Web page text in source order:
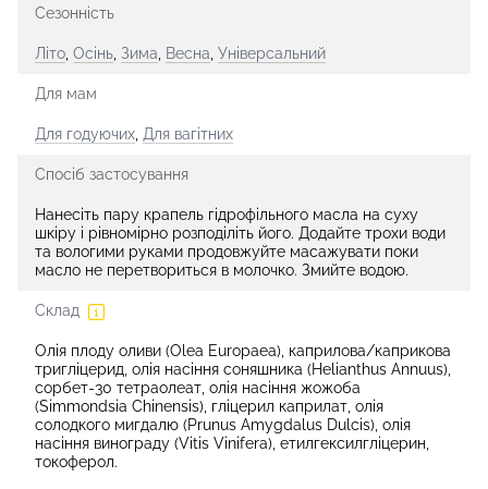
Сезонність
Літо, Осінь, Зима, Весна, Універсальний
Для мам
Для годуючих, Для вагітних
Спосіб застосування
Нанесіть пару крапель гідрофільного масла на суху
шкіру і рівномірно розподіліть його. Додайте трохи води
та вологими руками продовжуйте масажувати поки
масло не перетвориться в молочко. Змийте водою.
Склад
Олія плоду оливи (Olea Europaea), каприлова/каприкова
тригліцерид, олія насіння соняшника (Helianthus Annuus),
сорбет-30 тетраолеат, олія насіння жожоба
(Simmondsia Chinensis), гліцерил каприлат, олія
солодкого мигдалю (Prunus Amygdalus Dulcis), олія
насіння винограду (Vitis Vinifera), етилгексилгліцерин,
токоферол.